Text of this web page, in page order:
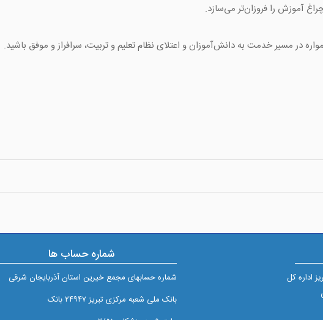
آموزش را فروزان‌تر می‌سازد.
در مسیر خدمت به دانش‌آموزان و اعتلای نظام تعلیم و تربیت، سرافراز و موفق باشید.
اداره کل
شماره حساب ها
شماره حسابهای مجمع خيرين استان آذربايجان شرقی
بانک ملی شعبه مرکزی تبريز ۲۴۹۴۷ بانک